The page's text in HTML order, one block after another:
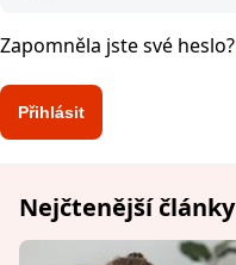
Zapomněla jste své heslo?
Nejčtenější články